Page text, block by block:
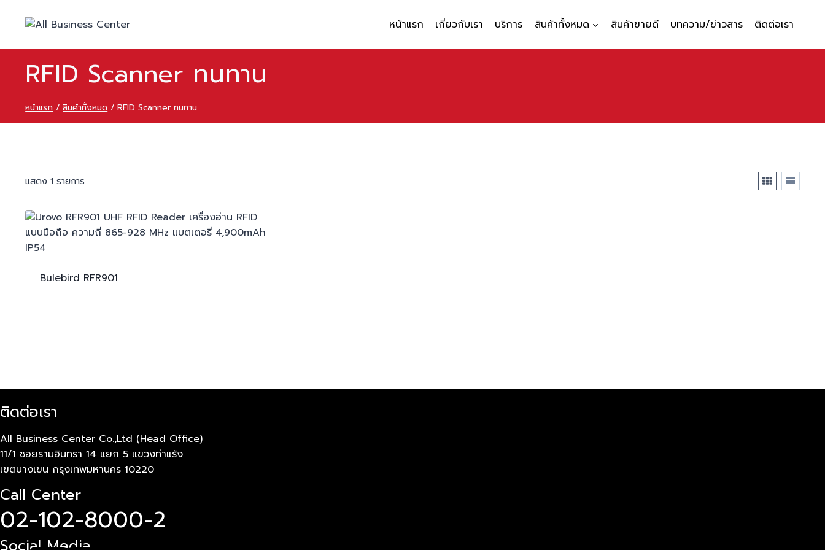
หน้าแรก เกี่ยวกับเรา บริการ สินค้าทั้งหมด สินค้าขายดี บทความ/ข่าวสาร ติดต่อเรา
RFID Scanner ทนทาน
หน้าแรก / สินค้าทั้งหมด / RFID Scanner ทนทาน
แสดง 1 รายการ
Bulebird RFR901
ติดต่อเรา
All Business Center Co.,Ltd (Head Office)
11/1 ซอยรามอินทรา 14 แยก 5 แขวงท่าแร้ง
เขตบางเขน กรุงเทพมหานคร 10220
Call Center
02-102-8000-2